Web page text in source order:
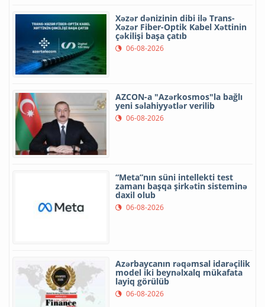
Xəzər dənizinin dibi ilə Trans-
Xəzər Fiber-Optik Kabel Xəttinin
çəkilişi başa çatıb
06-08-2026
AZCON-a "Azərkosmos"la bağlı
yeni səlahiyyətlər verilib
06-08-2026
“Meta”nın süni intellekti test
zamanı başqa şirkətin sisteminə
daxil olub
06-08-2026
Azərbaycanın rəqəmsal idarəçilik
model iki beynəlxalq mükafata
layiq görülüb
06-08-2026